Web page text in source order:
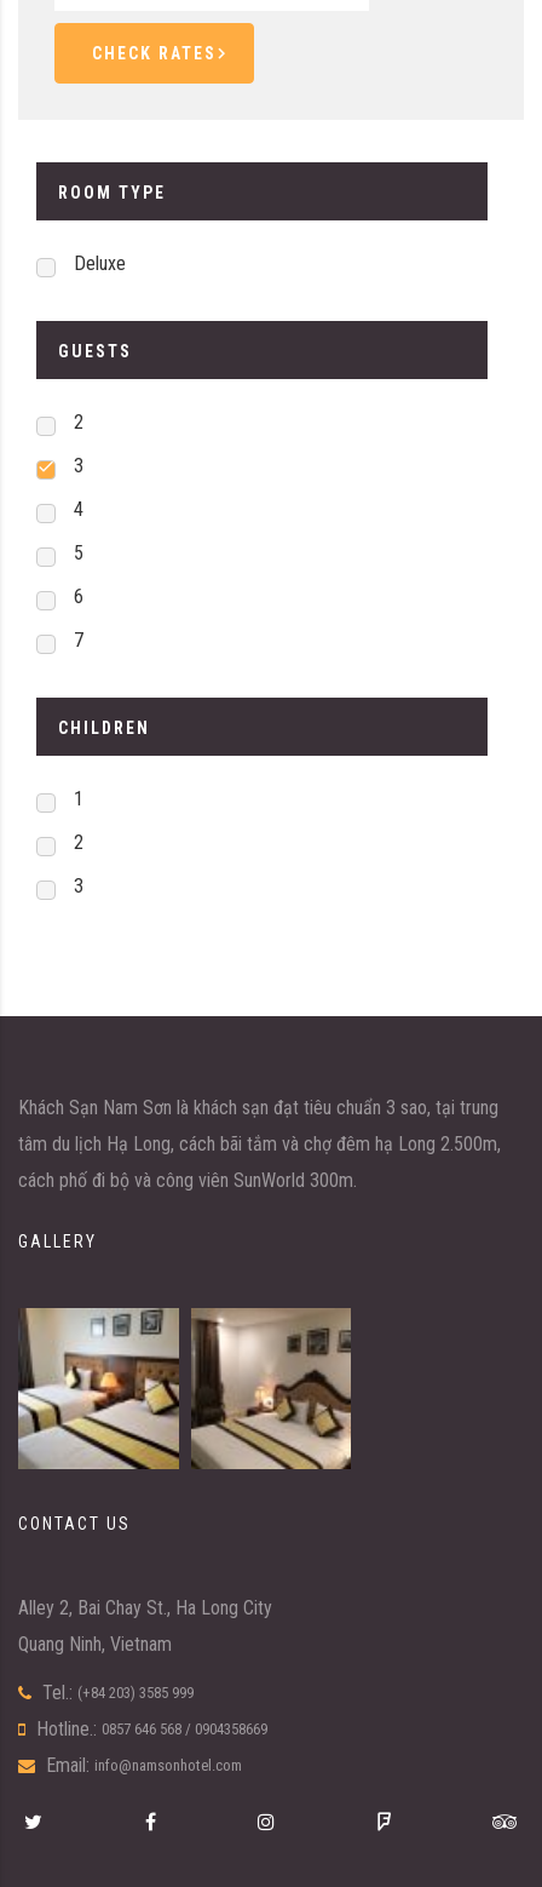
CHECK RATES
ROOM TYPE
Deluxe
GUESTS
2
3
4
5
6
7
CHILDREN
1
2
3
Khách Sạn Nam Sơn là khách sạn đạt tiêu chuẩn 3 sao, tại trung
tâm du lịch Hạ Long, cách bãi tắm và chợ đêm hạ Long 2.500m,
cách phố đi bộ và công viên SunWorld 300m.
GALLERY
CONTACT US
Alley 2, Bai Chay St., Ha Long City
Quang Ninh, Vietnam
Tel.: (+84 203) 3585 999
Hotline.: 0857 646 568 / 0904358669
Email: info@namsonhotel.com